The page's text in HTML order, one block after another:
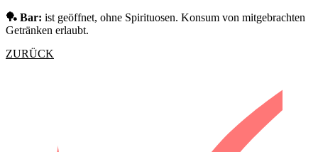
🏓 Bar: ist geöffnet, ohne Spirituosen. Konsum von mitgebrachten
Getränken erlaubt.
ZURÜCK